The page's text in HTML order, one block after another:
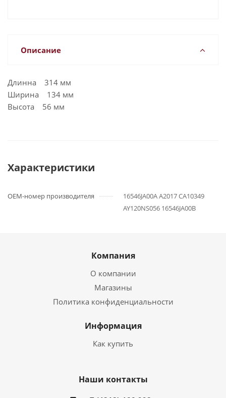
Описание
Длинна 314 мм
Ширина 134 мм
Высота 56 мм
Характеристики
OEM-номер производителя
16546JA00A A2017 CA10349
AY120NS056 16546JA00B
Компания
О компании
Магазины
Политика конфиденциальности
Информация
Как купить
Наши контакты